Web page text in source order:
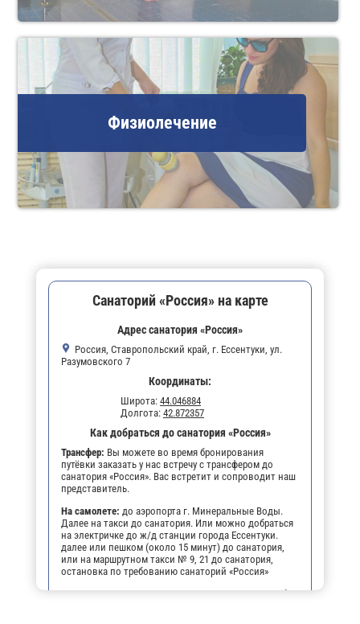
Физиолечение
Санаторий «Россия» на карте
Адрес санатория «Россия»
Россия, Ставропольский край, г. Ессентуки, ул.
Разумовского 7
Координаты:
Широта: 44.046884
Долгота: 42.872357
Как добраться до санатория «Россия»
Трансфер: Вы можете во время бронирования
путёвки заказать у нас встречу с трансфером до
санатория «Россия». Вас встретит и сопроводит наш
представитель.
На самолете: до аэропорта г. Минеральные Воды.
Далее на такси до санатория. Или можно добраться
на электричке до ж/д станции города Ессентуки.
далее или пешком (около 15 минут) до санатория,
или на маршрутном такси № 9, 21 до санатория,
остановка по требованию санаторий «Россия»
На личном транспорте:до г. Ессентуки, далее, чтобы